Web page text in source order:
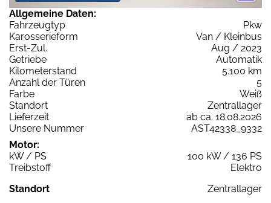
Allgemeine Daten:
Fahrzeugtyp
Pkw
Karosserieform
Van / Kleinbus
Erst-Zul.
Aug / 2023
Getriebe
Automatik
Kilometerstand
5.100 km
Anzahl der Türen
5
Farbe
Weiß
Standort
Zentrallager
Lieferzeit
ab ca. 18.08.2026
Unsere Nummer
AST42338_9332
Motor:
kW / PS
100 kW / 136 PS
Treibstoff
Elektro
Standort
Zentrallager